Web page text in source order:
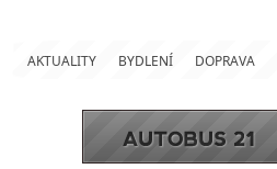
AKTUALITY BYDLENÍ DOPRAVA